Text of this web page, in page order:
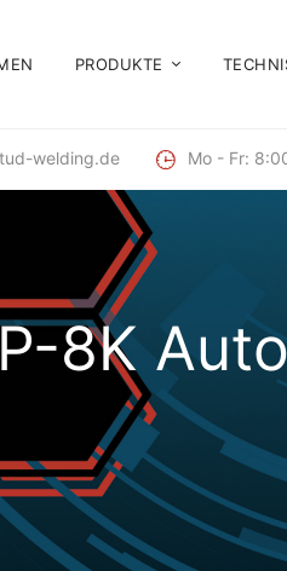
PRODUKTE
welding.de Mo - Fr:
8K